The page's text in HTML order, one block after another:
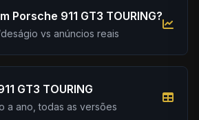
Porsche 911 GT3 TOURING?
vs anúncios reais
GT3 TOURING
a ano, todas as versões